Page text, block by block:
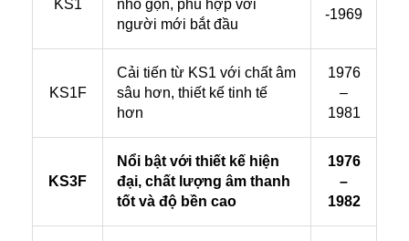
KS1
nhỏ gọn, phù hợp với
người mới bắt đầu
-1969
KS1F
Cải tiến từ KS1 với chất âm
sâu hơn, thiết kế tinh tế
hơn
1976
–
1981
KS3F
Nổi bật với thiết kế hiện
đại, chất lượng âm thanh
tốt và độ bền cao
1976
–
1982